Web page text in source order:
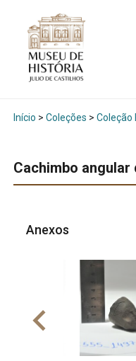
Início > Coleções > Coleção
Cachimbo
Anexos